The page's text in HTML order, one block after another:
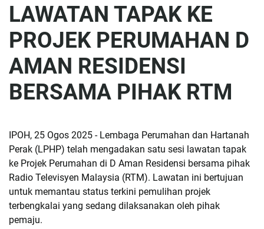
LAWATAN TAPAK KE
PROJEK PERUMAHAN D
AMAN RESIDENSI
BERSAMA PIHAK RTM
IPOH, 25 Ogos 2025 - Lembaga Perumahan dan Hartanah
Perak (LPHP) telah mengadakan satu sesi lawatan tapak
ke Projek Perumahan di D Aman Residensi bersama pihak
Radio Televisyen Malaysia (RTM). Lawatan ini bertujuan
untuk memantau status terkini pemulihan projek
terbengkalai yang sedang dilaksanakan oleh pihak
pemaju.